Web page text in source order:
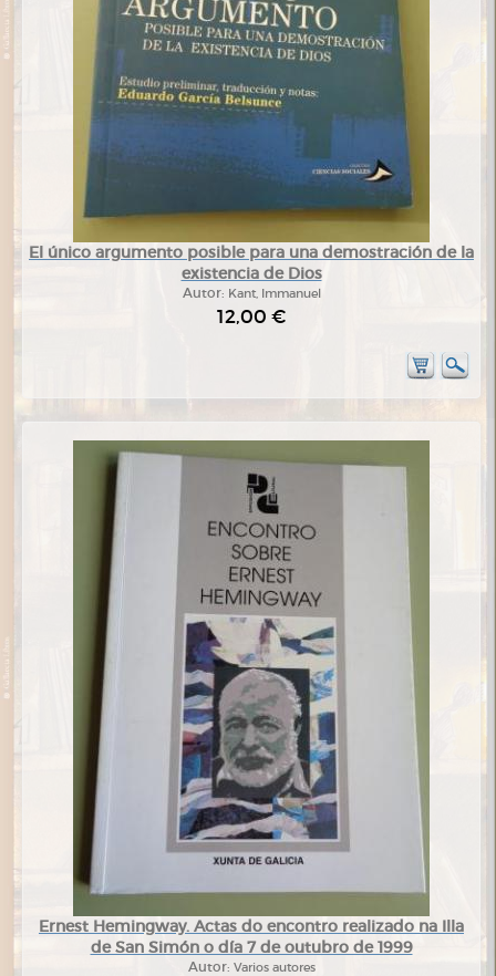
El único argumento posible para una demostración de la
existencia de Dios
Autor: Kant, Immanuel
12,00 €
Ernest Hemingway. Actas do encontro realizado na Illa
de San Simón o día 7 de outubro de 1999
Autor: Varios autores